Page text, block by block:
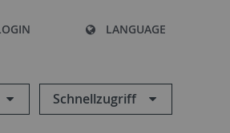
LANGUAGE
Schnellzugriff